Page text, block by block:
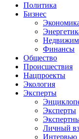
Политика
Бизнес
Финансы
Общество
Происшествия
Нацпроекты
Экология
Эксперты
Эксперты
Личный
Интервью